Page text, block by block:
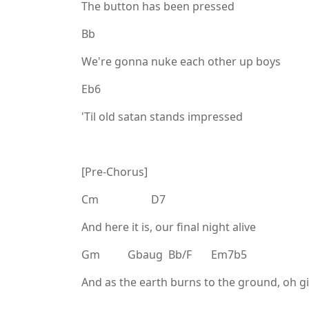
The button has been pressed
Bb
We're gonna nuke each other up boys
Eb6
'Til old satan stands impressed
[Pre-Chorus]
Cm D7
And here it is, our final night alive
Gm Gbaug Bb/F Em7b5
And as the earth burns to the ground, oh